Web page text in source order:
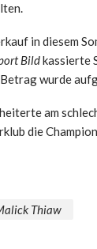
in diesem
Bildkassierte
wurde
am
die
Thiaw